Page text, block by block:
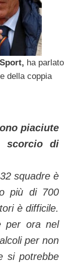
ha parlato
della coppia
piaciute
scorcio di
squadre è
più di 700
è difficile.
per ora nel
per non
si potrebbe